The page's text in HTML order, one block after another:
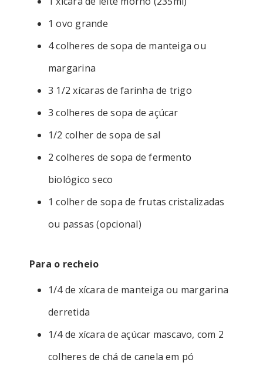
1 ovo grande
4 colheres de sopa de manteiga ou
margarina
3 1/2 xícaras de farinha de trigo
3 colheres de sopa de açúcar
1/2 colher de sopa de sal
2 colheres de sopa de fermento
biológico seco
1 colher de sopa de frutas cristalizadas
ou passas (opcional)
Para o recheio
1/4 de xícara de manteiga ou margarina
derretida
1/4 de xícara de açúcar mascavo, com 2
colheres de chá de canela em pó